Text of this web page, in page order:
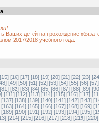
Ваших детей на прохождение
2017/2018 учебного года.
[15] [16] [17] [18] [19] [20] [21] [22] [23]
[49] [50] [51] [52] [53] [54] [55] [56] [57]
[81] [82] [83] [84] [85] [86] [87] [88] [89]
[111] [112] [113] [114] [115] [116] [117]
[137] [138] [139] [140] [141] [142] [143]
[163] [164] [165] [166] [167] [168] [169]
[189] [190] [191] [192] [193] [194] [195]
[214] [215] [216] [217] [218] [219] [220]